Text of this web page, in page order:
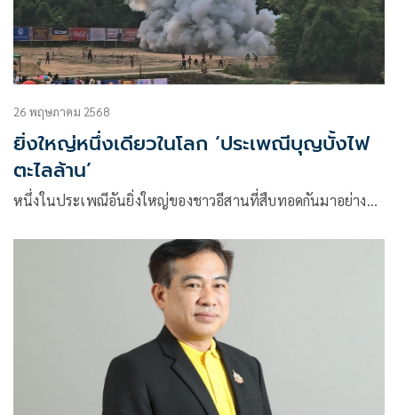
26 พฤษภาคม 2568
ยิ่งใหญ่หนึ่งเดียวในโลก ‘ประเพณีบุญบั้งไฟ
ตะไลล้าน’
หนึ่งในประเพณีอันยิ่งใหญ่ของชาวอีสานที่สืบทอดกันมาอย่าง…